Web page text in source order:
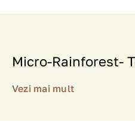
Micro-Rainforest-
Vezi mai mult